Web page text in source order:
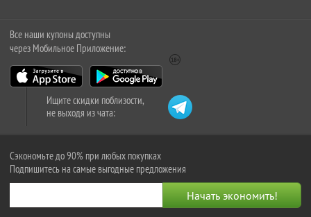
Все наши купоны доступны
через Мобильное Приложение:
Ищите скидки поблизости,
не выходя из чата:
Сэкономьте до 90% при любых покупках
Подпишитесь на самые выгодные предложения